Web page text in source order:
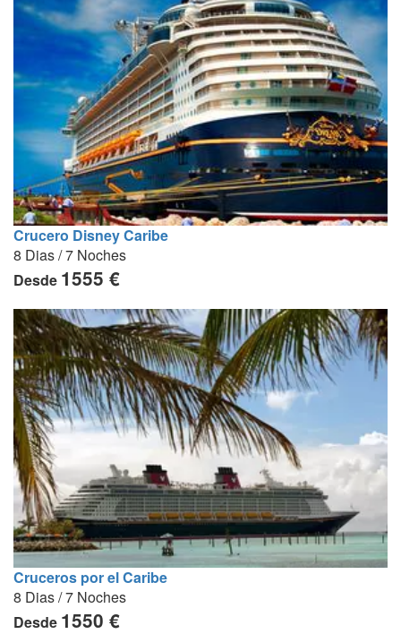
Crucero Disney Caribe
8 Dias / 7 Noches
Desde 1555 €
Cruceros por el Caribe
8 Dias / 7 Noches
Desde 1550 €